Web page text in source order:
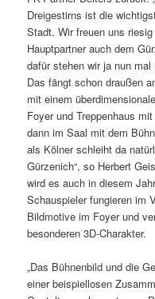
Dreigestirns ist die
Stadt. Wir freuen uns
Hauptpartner auch dem
dafür stehen wir ja nun
Das fängt schon draußen
mit einem
Foyer und Treppenhaus
dann im Saal mit dem
als Kölner schleiht da
Gürzenich“, so Herbert
wird es auch in diesem
Schauspieler fungieren im
Bildmotive im Foyer und
besonderen 3D-Charakter.
„Das Bühnenbild und die
einer beispiellosen